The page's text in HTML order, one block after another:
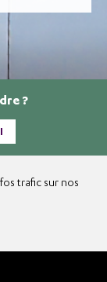
?
trafic sur nos